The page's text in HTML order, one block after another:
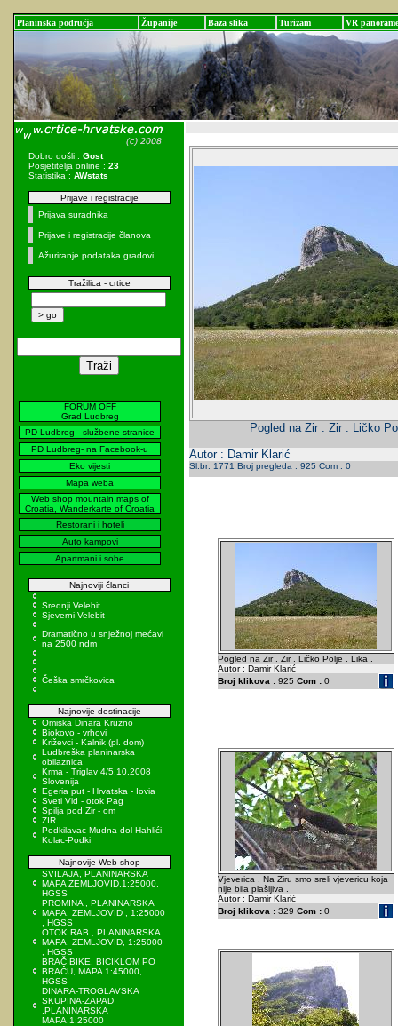
Planinska područja Županije Baza slika Turizam VR panorame
Dobro došli : Gost
Posjetitelja online : 23
Statistika : AWstats
Prijave i registracije
Prijava suradnika
Prijave i registracije članova
Ažuriranje podataka gradovi
Tražilica - crtice
FORUM OFF
Grad Ludbreg
PD Ludbreg - službene stranice
PD Ludbreg- na Facebook-u
Eko vijesti
Mapa weba
Web shop mountain maps of
Croatia, Wanderkarte of Croatia
Restorani i hoteli
Auto kampovi
Apartmani i sobe
Najnoviji članci
Srednji Velebit
Sjeverni Velebit
Dramatično u snježnoj mećavi
na 2500 ndm
Češka smrčkovica
Najnovije destinacije
Omiska Dinara Kruzno
Biokovo - vrhovi
Križevci - Kalnik (pl. dom)
Ludbreška planinarska
obilaznica
Krma - Triglav 4/5.10.2008
Slovenija
Egeria put - Hrvatska - Iovia
Sveti Vid - otok Pag
Spilja pod Zir - om
ZIR
Podkilavac-Mudna dol-Hahlići-
Kolac-Podki
Najnovije Web shop
SVILAJA, PLANINARSKA
MAPA ZEMLJOVID,1:25000,
HGSS
PROMINA , PLANINARSKA
MAPA, ZEMLJOVID , 1:25000
, HGSS
OTOK RAB , PLANINARSKA
MAPA, ZEMLJOVID, 1:25000
, HGSS
BRAČ BIKE, BICIKLOM PO
BRAČU, MAPA 1:45000,
HGSS
DINARA-TROGLAVSKA
SKUPINA-ZAPAD
,PLANINARSKA
MAPA,1:25000
Pogled na Zir . Zir . Ličko
Autor : Damir Klarić
Sl.br: 1771 Broj pregleda : 925 Com : 0
Pogled na Zir . Zir . Ličko Polje . Lika .
Autor : Damir Klarić
Broj klikova :925 Com :0
Vjeverica . Na Ziru smo sreli vjevericu koja
nije bila plašljiva .
Autor : Damir Klarić
Broj klikova :329 Com :0